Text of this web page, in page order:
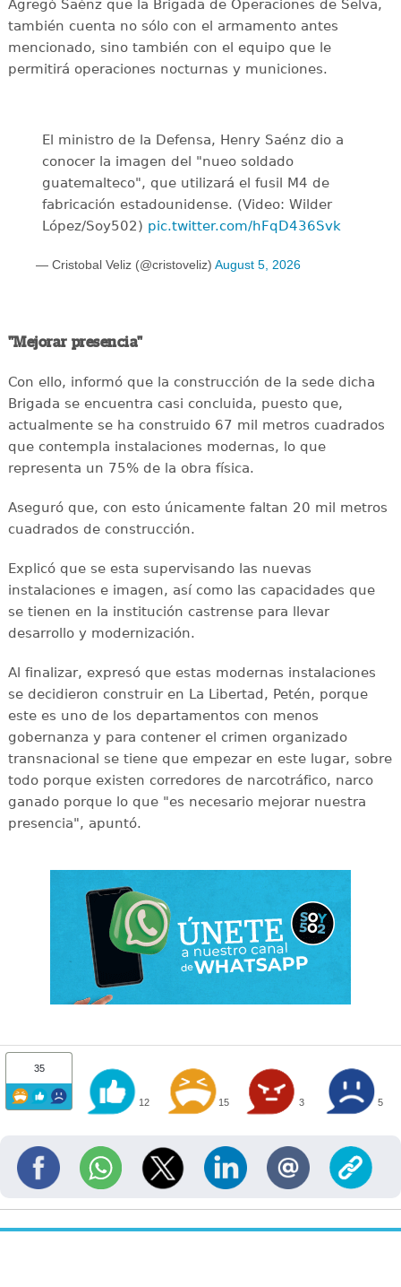
Agregó Saénz que la Brigada de Operaciones de Selva,
también cuenta no sólo con el armamento antes
mencionado, sino también con el equipo que le
permitirá operaciones nocturnas y municiones.
El ministro de la Defensa, Henry Saénz dio a
conocer la imagen del "nueo soldado
guatemalteco", que utilizará el fusil M4 de
fabricación estadounidense. (Video: Wilder
López/Soy502) pic.twitter.com/hFqD436Svk
— Cristobal Veliz (@cristoveliz) August 5, 2026
"Mejorar presencia"
Con ello, informó que la construcción de la sede dicha
Brigada se encuentra casi concluida, puesto que,
actualmente se ha construido 67 mil metros cuadrados
que contempla instalaciones modernas, lo que
representa un 75% de la obra física.
Aseguró que, con esto únicamente faltan 20 mil metros
cuadrados de construcción.
Explicó que se esta supervisando las nuevas
instalaciones e imagen, así como las capacidades que
se tienen en la institución castrense para llevar
desarrollo y modernización.
Al finalizar, expresó que estas modernas instalaciones
se decidieron construir en La Libertad, Petén, porque
este es uno de los departamentos con menos
gobernanza y para contener el crimen organizado
transnacional se tiene que empezar en este lugar, sobre
todo porque existen corredores de narcotráfico, narco
ganado porque lo que "es necesario mejorar nuestra
presencia", apuntó.
35
12 15 3 5